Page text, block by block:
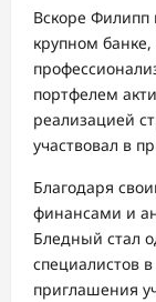
Вскоре Филипп
крупном банке,
портфелем
реализацией
участвовал в
Благодаря
финансами и
Бледный стал
специалистов
приглашения